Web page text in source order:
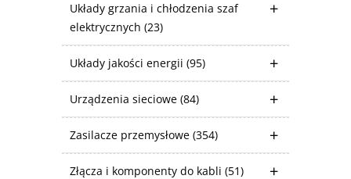
Układy grzania i chłodzenia szaf
elektrycznych (23)
Układy jakości energii (95)
Urządzenia sieciowe (84)
Zasilacze przemysłowe (354)
Złącza i komponenty do kabli (51)